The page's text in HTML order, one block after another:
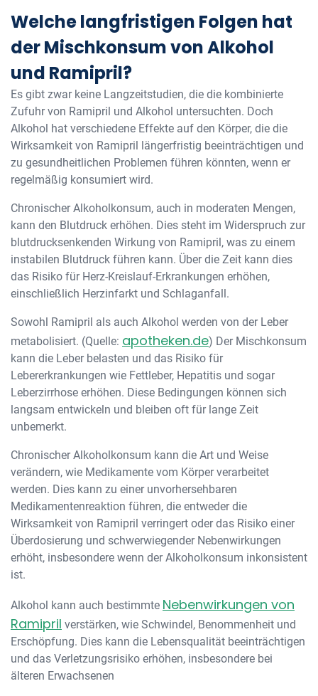
Welche langfristigen Folgen hat
der Mischkonsum von Alkohol
und Ramipril?
Es gibt zwar keine Langzeitstudien, die die kombinierte
Zufuhr von Ramipril und Alkohol untersuchten. Doch
Alkohol hat verschiedene Effekte auf den Körper, die die
Wirksamkeit von Ramipril längerfristig beeinträchtigen und
zu gesundheitlichen Problemen führen könnten, wenn er
regelmäßig konsumiert wird.
Chronischer Alkoholkonsum, auch in moderaten Mengen,
kann den Blutdruck erhöhen. Dies steht im Widerspruch zur
blutdrucksenkenden Wirkung von Ramipril, was zu einem
instabilen Blutdruck führen kann. Über die Zeit kann dies
das Risiko für Herz-Kreislauf-Erkrankungen erhöhen,
einschließlich Herzinfarkt und Schlaganfall.
Sowohl Ramipril als auch Alkohol werden von der Leber
metabolisiert. (Quelle: apotheken.de) Der Mischkonsum
kann die Leber belasten und das Risiko für
Lebererkrankungen wie Fettleber, Hepatitis und sogar
Leberzirrhose erhöhen. Diese Bedingungen können sich
langsam entwickeln und bleiben oft für lange Zeit
unbemerkt.
Chronischer Alkoholkonsum kann die Art und Weise
verändern, wie Medikamente vom Körper verarbeitet
werden. Dies kann zu einer unvorhersehbaren
Medikamentenreaktion führen, die entweder die
Wirksamkeit von Ramipril verringert oder das Risiko einer
Überdosierung und schwerwiegender Nebenwirkungen
erhöht, insbesondere wenn der Alkoholkonsum inkonsistent
ist.
Alkohol kann auch bestimmte Nebenwirkungen von
Ramipril verstärken, wie Schwindel, Benommenheit und
Erschöpfung. Dies kann die Lebensqualität beeinträchtigen
und das Verletzungsrisiko erhöhen, insbesondere bei
älteren Erwachsenen